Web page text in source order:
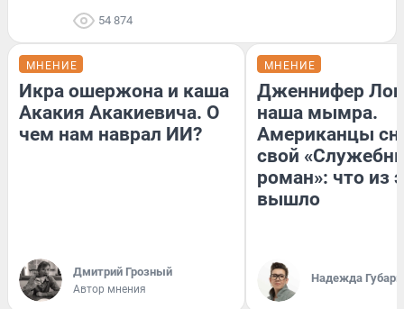
54 874
МНЕНИЕ
Икра ошержона и каша
Акакия Акакиевича. О
чем нам наврал ИИ?
Дмитрий Грозный
Автор мнения
МНЕНИЕ
Дженнифер
наша мымра.
Американцы
свой
роман»: что из
вышло
Надежда Губарь